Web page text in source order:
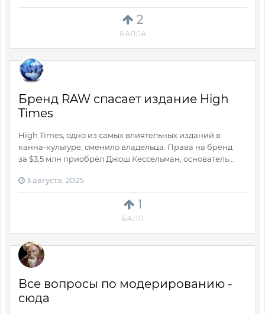
2
БАЛЛА
1
БАЛЛ
Бренд RAW спасает издание High
Times
High Times, одно из самых влиятельных изданий в
канна-культуре, сменило владельца. Права на бренд
за $3,5 млн приобрёл Джош Кессельман, основатель...
3 августа, 2025
Все вопросы по модерированию -
сюда